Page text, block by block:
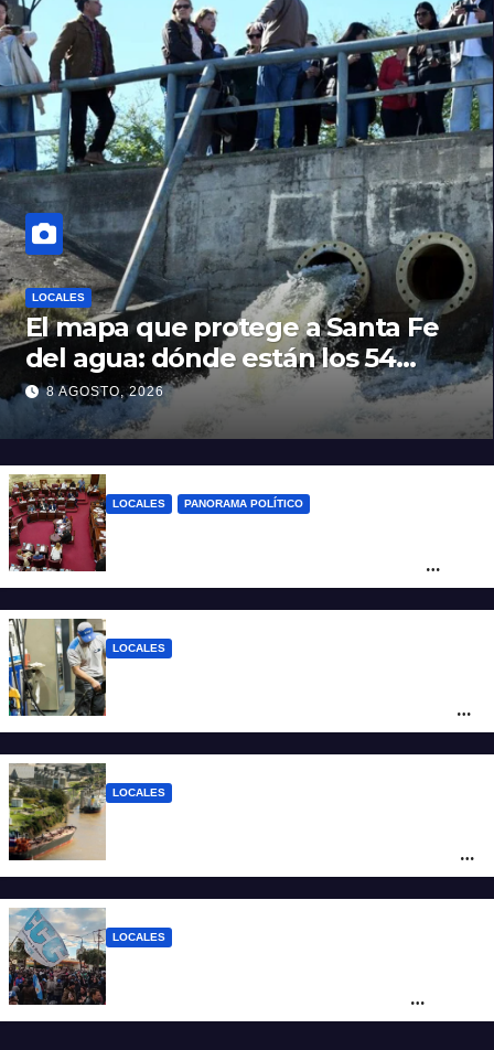
LOCALES
El mapa que protege a Santa Fe
del agua: dónde están los 54
puntos de bombeo
8 AGOSTO, 2026
LOCALES PANORAMA POLÍTICO
Santa Fe
LOCALES
ciudad de Santa Fe: la nafta súper superó
los $2.100 y llenar el tanque cuesta más
LOCALES
posicionar los puertos del sur de Santa Fe
como salida para las exportaciones
LOCALES
sociales y sindicales